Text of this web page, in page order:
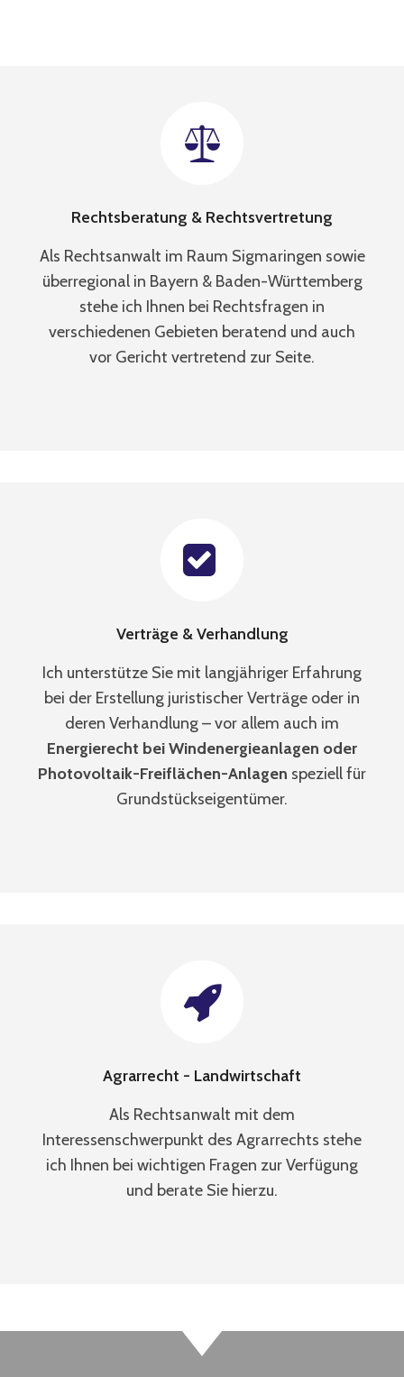
Rechtsberatung & Rechtsvertretung
Als Rechtsanwalt im Raum Sigmaringen sowie
überregional in Bayern & Baden-Württemberg
stehe ich Ihnen bei Rechtsfragen in
verschiedenen Gebieten beratend und auch
vor Gericht vertretend zur Seite.
Verträge & Verhandlung
Ich unterstütze Sie mit langjähriger Erfahrung
bei der Erstellung juristischer Verträge oder in
deren Verhandlung – vor allem auch im
Energierecht bei Windenergieanlagen oder
Photovoltaik-Freiflächen-Anlagen speziell für
Grundstückseigentümer.
Agrarrecht - Landwirtschaft
Als Rechtsanwalt mit dem
Interessenschwerpunkt des Agrarrechts stehe
ich Ihnen bei wichtigen Fragen zur Verfügung
und berate Sie hierzu.